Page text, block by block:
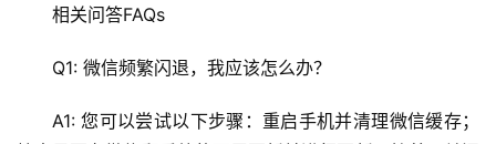
相关问答FAQs
Q1: 微信频繁闪退，我应该怎么办？
A1: 您可以尝试以下步骤：重启手机并清理微信缓存；